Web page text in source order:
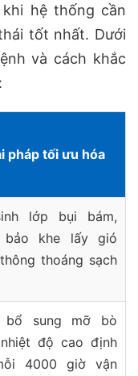
hệ thống cần
tốt nhất. Dưới
và cách khắc
pháp tối ưu hóa
lớp bụi bám,
bảo khe lấy gió
thoáng sạch
bổ sung mỡ bò
độ cao định
4000 giờ vận